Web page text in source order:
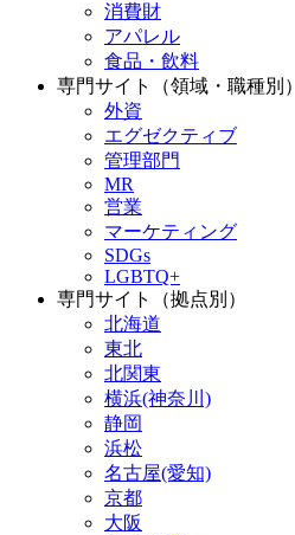
消費財
アパレル
食品・飲料
専門サイト（領域・職種別）
外資
エグゼクティブ
管理部門
MR
営業
マーケティング
SDGs
LGBTQ+
専門サイト（拠点別）
北海道
東北
北関東
横浜(神奈川)
静岡
浜松
名古屋(愛知)
京都
大阪